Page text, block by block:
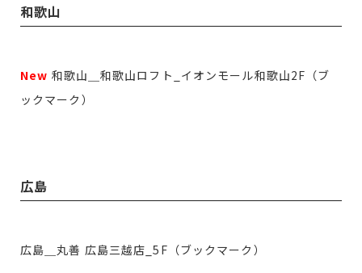
和歌山
New 和歌山＿和歌山ロフト_イオンモール和歌山2F（ブ
ックマーク）
広島
広島＿丸善 広島三越店_5F（ブックマーク）